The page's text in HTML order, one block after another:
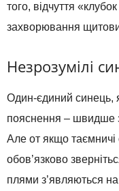
того, відчуття
захворювання
Незрозумілі
Один-єдиний синець,
пояснення – швидше
Але от якщо таємничі
обов’язково
плями з’являються